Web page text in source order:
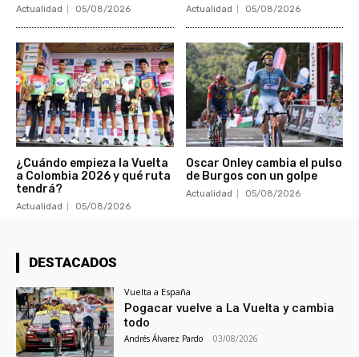
Actualidad 05/08/2026 Actualidad 05/08/2026
¿Cuándo empieza la Vuelta
a Colombia 2026 y qué ruta
tendrá?
Actualidad 05/08/2026
Oscar Onley cambia el pulso
de Burgos con un golpe
Actualidad 05/08/2026
DESTACADOS
Vuelta a España
Pogacar vuelve a La Vuelta y cambia
todo
Andrés Álvarez Pardo - 03/08/2026